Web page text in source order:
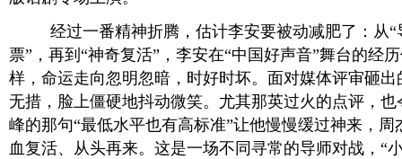
经过一番精神折腾，估计李安要被动减肥了：从“
票”，再到“神奇复活”，李安在“中国好声音”舞台的经
样，命运走向忽明忽暗，时好时坏。面对媒体评审砸
无措，脸上僵硬地抖动微笑。尤其那英过火的点评，
峰的那句“最低水平也有高标准”让他慢慢缓过神来，周
血复活、从头再来。这是一场不同寻常的导师对战，“